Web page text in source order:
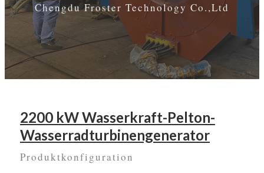
Chengdu Froster Technology Co.,Ltd
2200 kW Wasserkraft-Pelton-
Wasserradturbinengenerator
Produktkonfiguration